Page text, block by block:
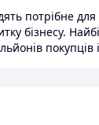
потрібне
бізнесу.
покупців